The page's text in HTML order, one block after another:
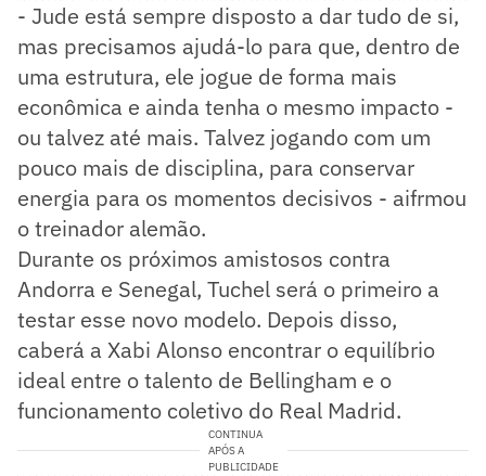
- Jude está sempre disposto a dar tudo de si,
mas precisamos ajudá-lo para que, dentro de
uma estrutura, ele jogue de forma mais
econômica e ainda tenha o mesmo impacto -
ou talvez até mais. Talvez jogando com um
pouco mais de disciplina, para conservar
energia para os momentos decisivos - aifrmou
o treinador alemão.
Durante os próximos amistosos contra
Andorra e Senegal, Tuchel será o primeiro a
testar esse novo modelo. Depois disso,
caberá a Xabi Alonso encontrar o equilíbrio
ideal entre o talento de Bellingham e o
funcionamento coletivo do Real Madrid.
CONTINUA
APÓS A
PUBLICIDADE